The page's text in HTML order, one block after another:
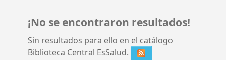
¡No se encontraron resultados!
Sin resultados para ello en el catálogo
Biblioteca Central EsSalud.